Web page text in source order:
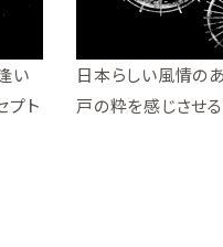
い
プト
日本らしい風情の
戸の粋を感じさせる